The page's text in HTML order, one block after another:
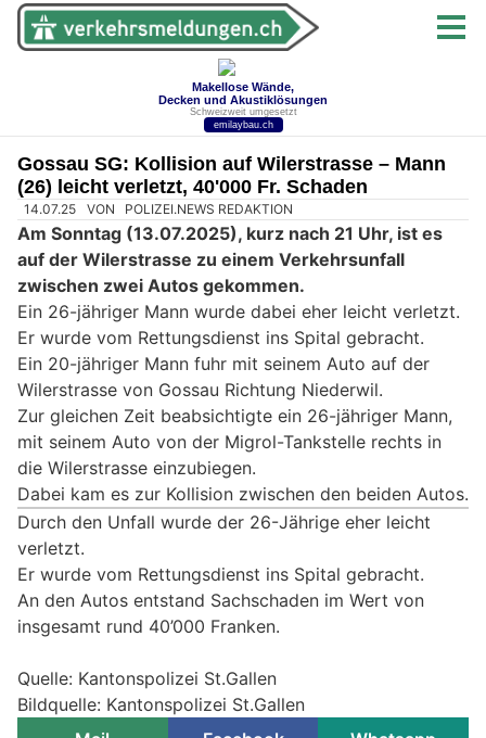
Gossau SG: Kollision auf Wilerstrasse – Mann
(26) leicht verletzt, 40'000 Fr. Schaden
14.07.25 VON POLIZEI.NEWS REDAKTION
Am Sonntag (13.07.2025), kurz nach 21 Uhr, ist es
auf der Wilerstrasse zu einem Verkehrsunfall
zwischen zwei Autos gekommen.
Ein 26-jähriger Mann wurde dabei eher leicht verletzt.
Er wurde vom Rettungsdienst ins Spital gebracht.
Ein 20-jähriger Mann fuhr mit seinem Auto auf der
Wilerstrasse von Gossau Richtung Niederwil.
Zur gleichen Zeit beabsichtigte ein 26-jähriger Mann,
mit seinem Auto von der Migrol-Tankstelle rechts in
die Wilerstrasse einzubiegen.
Dabei kam es zur Kollision zwischen den beiden Autos.
Durch den Unfall wurde der 26-Jährige eher leicht
verletzt.
Er wurde vom Rettungsdienst ins Spital gebracht.
An den Autos entstand Sachschaden im Wert von
insgesamt rund 40’000 Franken.
Quelle: Kantonspolizei St.Gallen
Bildquelle: Kantonspolizei St.Gallen